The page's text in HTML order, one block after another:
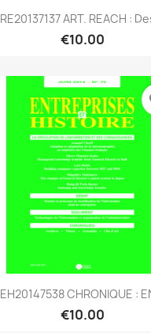
RE20137137 ART. REACH :
€10.00
EH20147538 CHRONIQUE :
€10.00